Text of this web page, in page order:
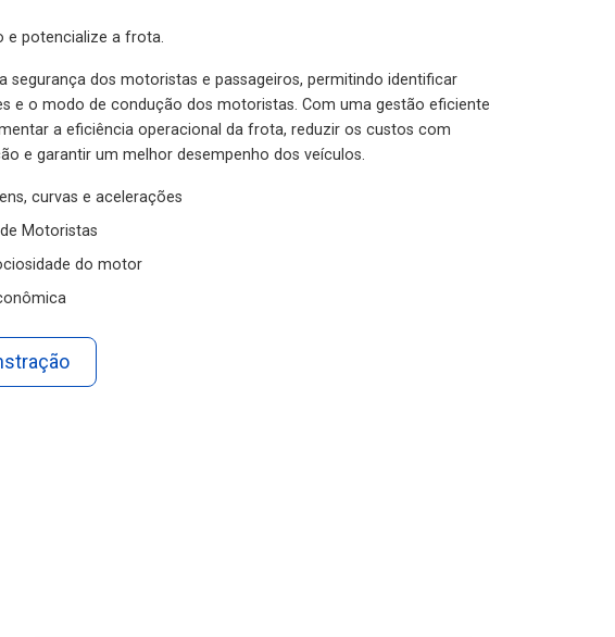
e potencialize a frota.
segurança dos motoristas e passageiros, permitindo identificar
e o modo de condução dos motoristas. Com uma gestão eficiente
a eficiência operacional da frota, reduzir os custos com
e garantir um melhor desempenho dos veículos.
curvas e acelerações
Motoristas
do motor